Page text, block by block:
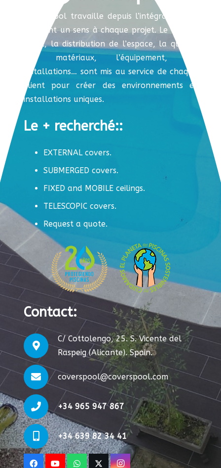
Coverspool travaille depuis l’intégration, en
donnant un sens à chaque projet. Le conseil
initial, la distribution de l’espace, la qualité
des matériaux, l’équipement, les
installations… sont mis au service de chaque
client pour créer des environnements et
installations uniques.
Le + recherché::
EXTERNAL covers.
SUBMERGED covers.
FIXED and MOBILE ceilings.
TELESCOPIC covers.
Request a quote.
Contact:
C/ Cottolengo, 25. S. Vicente del
Raspeig (Alicante). Spain.
coverspool@coverspool.com
+34 965 947 867
+34 639 82 34 41